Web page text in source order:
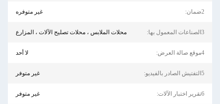
2ضمان: غير متوفره
3الصناعات المعمول بها: محلات الملابس ، محلات تصليح الآلات ، المزارع
4موقع صالة العرض: لا أحد
5التفتيش الصادر بالفيديو: غير متوفر
6تقرير اختبار الآلات: غير متوفر